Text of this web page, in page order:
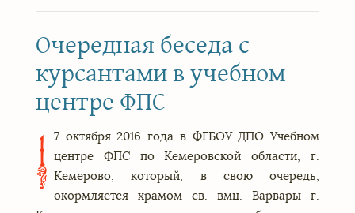
Очередная беседа с
курсантами в учебном
центре ФПС
1 7 октября 2016 года в ФГБОУ ДПО Учебном
центре ФПС по Кемеровской области, г.
Кемерово, который, в свою очередь,
окормляется храмом св. вмц. Варвары г.